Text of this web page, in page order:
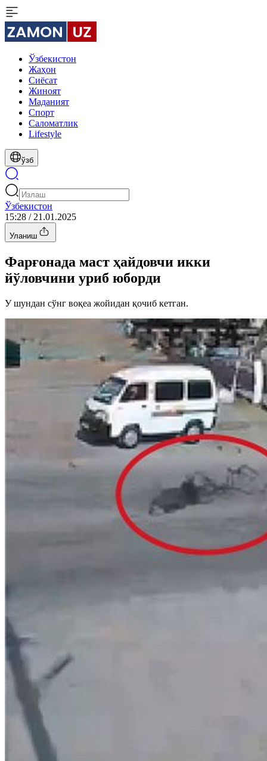
Ўзбекистон
Жаҳон
Сиёсат
Жиноят
Маданият
Спорт
Cаломатлик
Lifestyle
ўзб
Ўзбекистон
15:28 / 21.01.2025
Уланиш
Фарғонада маст ҳайдовчи икки
йўловчини уриб юборди
У шундан сўнг воқеа жойидан қочиб кетган.